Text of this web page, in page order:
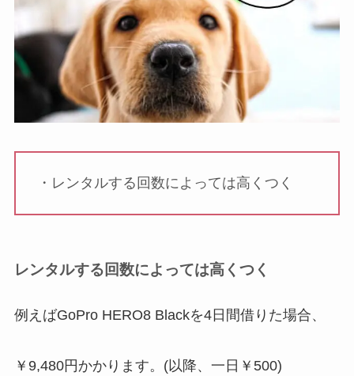
・レンタルする回数によっては高くつく
レンタルする回数によっては高くつく
例えばGoPro HERO8 Blackを4日間借りた場合、
￥9,480円かかります。(以降、一日￥500)